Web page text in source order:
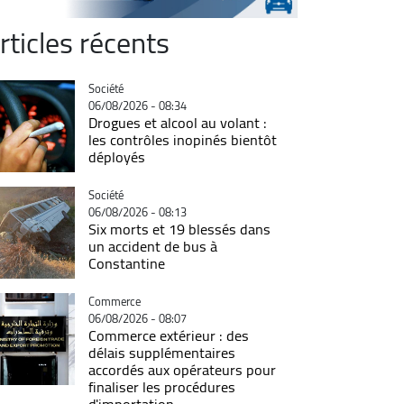
récents
Catégorie
Société
06/08/2026 - 08:34
Drogues et alcool au volant :
les contrôles inopinés bientôt
déployés
Catégorie
Société
06/08/2026 - 08:13
Six morts et 19 blessés dans
un accident de bus à
Constantine
Catégorie
Commerce
06/08/2026 - 08:07
Commerce extérieur : des
délais supplémentaires
accordés aux opérateurs pour
finaliser les procédures